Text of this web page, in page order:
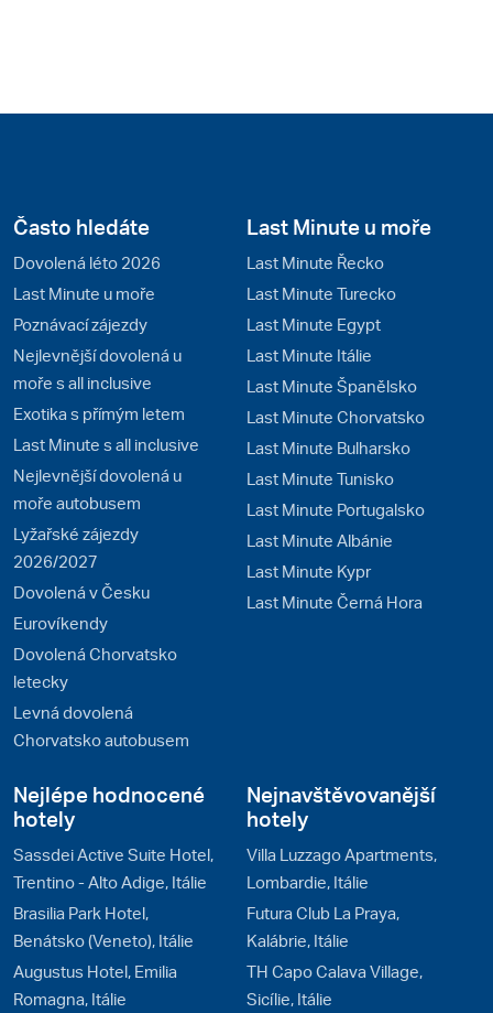
Často hledáte
Dovolená léto 2026
Last Minute u moře
Poznávací zájezdy
Nejlevnější dovolená u
moře s all inclusive
Exotika s přímým letem
Last Minute s all inclusive
Nejlevnější dovolená u
moře autobusem
Lyžařské zájezdy
2026/2027
Dovolená v Česku
Eurovíkendy
Dovolená Chorvatsko
letecky
Levná dovolená
Chorvatsko autobusem
Last Minute u moře
Last Minute Řecko
Last Minute Turecko
Last Minute Egypt
Last Minute Itálie
Last Minute Španělsko
Last Minute Chorvatsko
Last Minute Bulharsko
Last Minute Tunisko
Last Minute Portugalsko
Last Minute Albánie
Last Minute Kypr
Last Minute Černá Hora
Nejlépe hodnocené
hotely
Sassdei Active Suite Hotel,
Trentino - Alto Adige, Itálie
Brasilia Park Hotel,
Benátsko (Veneto), Itálie
Augustus Hotel, Emilia
Romagna, Itálie
Nejnavštěvovanější
hotely
Villa Luzzago Apartments,
Lombardie, Itálie
Futura Club La Praya,
Kalábrie, Itálie
TH Capo Calava Village,
Sicílie, Itálie